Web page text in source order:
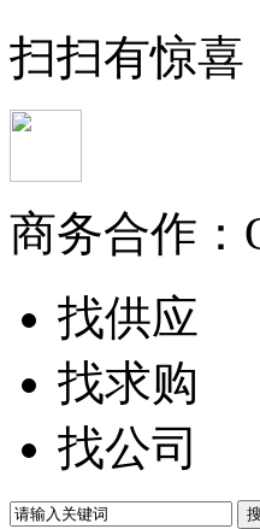
扫扫有惊喜
商务合作：
找供应
找求购
找公司